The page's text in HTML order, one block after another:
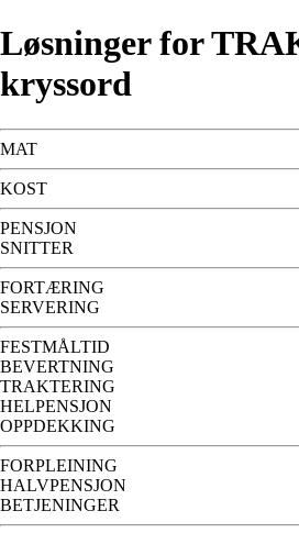
Løsninger for
kryssord
MAT
KOST
PENSJON
SNITTER
FORTÆRING
SERVERING
FESTMÅLTID
BEVERTNING
TRAKTERING
HELPENSJON
OPPDEKKING
FORPLEINING
HALVPENSJON
BETJENINGER